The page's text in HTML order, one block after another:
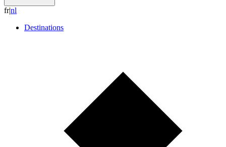
fr|nl
Destinations